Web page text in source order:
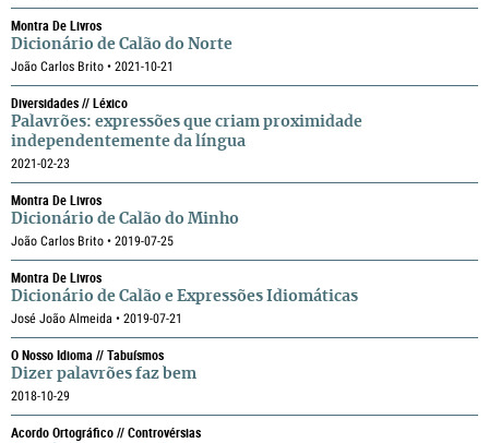
Montra De Livros
Dicionário de Calão do Norte
João Carlos Brito • 2021-10-21
Diversidades // Léxico
Palavrões: expressões que criam proximidade
independentemente da língua
2021-02-23
Montra De Livros
Dicionário de Calão do Minho
João Carlos Brito • 2019-07-25
Montra De Livros
Dicionário de Calão e Expressões Idiomáticas
José João Almeida • 2019-07-21
O Nosso Idioma // Tabuísmos
Dizer palavrões faz bem
2018-10-29
Acordo Ortográfico // Controvérsias